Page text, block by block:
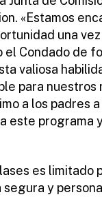
«Estamos
una vez
el Condado de
valiosa
para nuestros
a los padres
este programa
es limitado
segura y